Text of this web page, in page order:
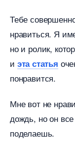
Тебе
нравиться. Я
но и ролик,
и эта статья
понравится.
Мне вот не
дождь, но он
поделаешь.